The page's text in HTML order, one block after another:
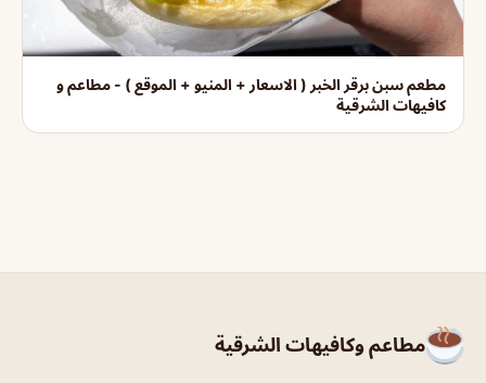
مطعم سبن برقر الخبر ( الاسعار + المنيو + الموقع ) - مطاعم و
كافيهات الشرقية
مطاعم وكافيهات الشرقية